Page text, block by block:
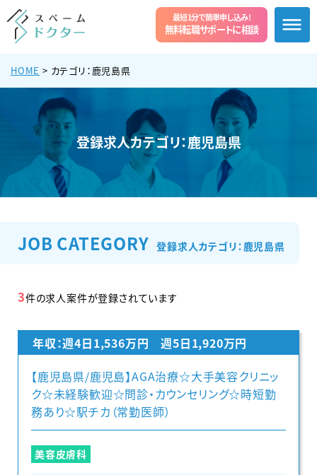
最短1分で簡単申し込み!
無料転職サポートに相談
HOME > カテゴリ：鹿児島県
登録求人カテゴリ：鹿児島県
JOB CATEGORY 登録求人カテゴリ：鹿児島県
3件の求人案件が登録されています
年収：週4日1,536万円 週5日1,920万円
【鹿児島県/鹿児島】AGA治療☆大手美容クリニッ
ク☆未経験歓迎☆問診・カウンセリング☆時短勤
務あり☆駅チカ（常勤医師）
美容皮膚科